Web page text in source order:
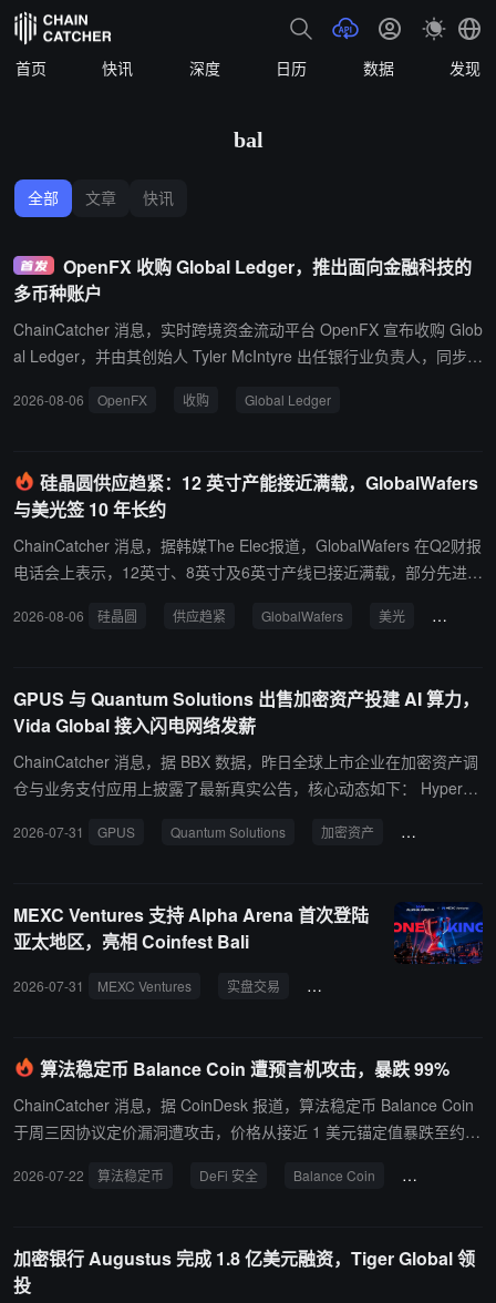
首页 快讯 深度 日历 数据 发现
bal
全部 文章 快讯
OpenFX 收购 Global Ledger，推出面向金融科技的
多币种账户
ChainCatcher 消息，实时跨境资金流动平台 OpenFX 宣布收购 Glob
al Ledger，并由其创始人 Tyler McIntyre 出任银行业负责人，同步推
超 30 万企业，估值超 7 亿美元。 该账户支持客户以本地货币付款，
金，并支持与 USDC 等稳定币即时衔接。
2026-08-06 OpenFX 收购 Global Ledger
硅晶圆供应趋紧：12 英寸产能接近满载，GlobalWafers
与美光签 10 年长约
ChainCatcher 消息，据韩媒The Elec报道，GlobalWafers 在Q2财报
电话会上表示，12英寸、8英寸及6英寸产线已接近满载，部分先进1
增。信越化学Q2 12英寸出货量同比及环比均实现两位数增长，胜高
月与美光签署10年LTA（含预付款）。非LTA市场价格已开始上涨，
预计下半年继续走高。GlobalWafers表示正与客户就新合同纳入价格
调整机制进行协商，世创电子亦强调“需要广泛且有意义的价格上涨”
以支撑再投资。业内预计，随着三星、SK海力士及美光等新厂陆续投
2026-08-06 硅晶圆 供应趋紧 GlobalWafers 美光 AI芯片
GPUS 与 Quantum Solutions 出售加密资产投建 AI 算力，
Vida Global 接入闪电网络发薪
ChainCatcher 消息，据 BBX 数据，昨日全球上市企业在加密资产调
仓与业务支付应用上披露了最新真实公告，核心动态如下： Hypersc
cale Data , Inc . ( NYSE American : $ GPUS ) 宣布出售 100 枚比特
确澄清公司对比特币的底层信念没有改变。 Quantum Solutions 出售
1,000 枚 ETH 注入 AIDC 业务： 日本上市公司 Quantum Solutions
宣布其合并子公司 GPT Pals Studio Limited （ GPT ）以 190 万美
da Global 通过闪电网络无感接入比特币发薪： 纽约证券交易所美国
板上市公司 Vida Global ( NYSE American : $ VIDA ) 宣布采用 Volta
ge Credit ，通过闪电网络以比特币向其全球团队成员发放薪酬。该
机制利用循环信用额度即时发放比特币，并于每月末像处理标准供应
资产负债表上体现加密资产的前提下，完成了加密薪酬结算通道的铺
2026-07-31 GPUS Quantum Solutions 加密资产 AI 数据中心
MEXC Ventures 支持 Alpha Arena 首次登陆
亚太地区，亮相 Coinfest Bali
2026-07-31 MEXC Ventures 实盘交易 电竞
算法稳定币 Balance Coin 遭预言机攻击，暴跌 99%
ChainCatcher 消息，据 CoinDesk 报道，算法稳定币 Balance Coin
于周三因协议定价漏洞遭攻击，价格从接近 1 美元锚定值暴跌至约 0.
SlowMist 披露，攻击者操纵协议预言机，向系统写入异常低的比特币
利，实际净赚约 91.2 万美元，资金来自治理实体 42DAO。 此次攻
击发生之际，DeFi 安全正因 AI 系统能力增强而面临更严格审视。昨
2026-07-22 算法稳定币 DeFi 安全 Balance Coin 预言机攻击
加密银行 Augustus 完成 1.8 亿美元融资，Tiger Global 领
投